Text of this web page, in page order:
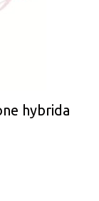
hybrida